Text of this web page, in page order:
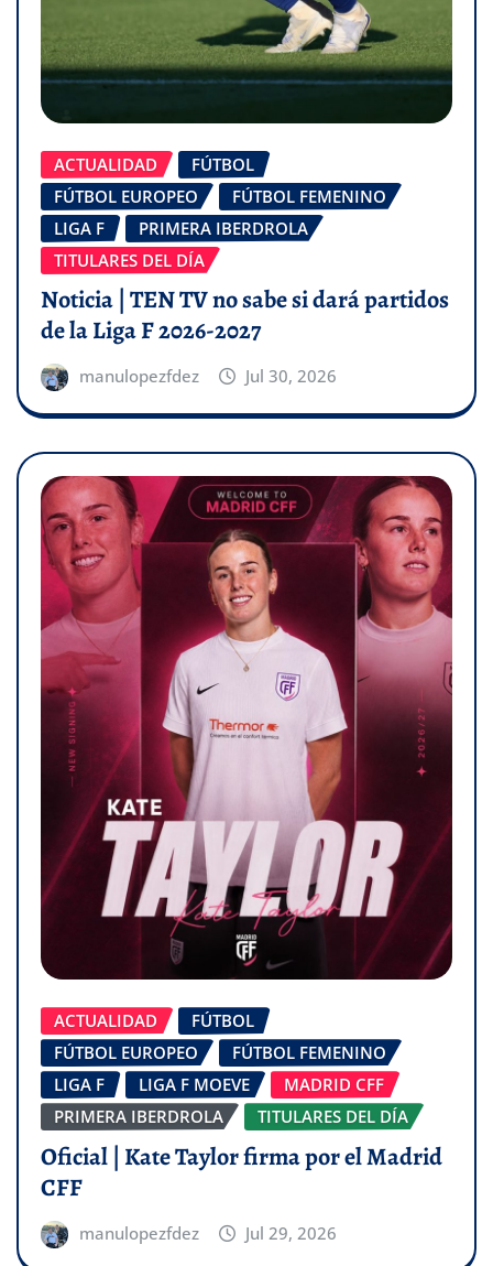
ACTUALIDAD
FÚTBOL
FÚTBOL EUROPEO
FÚTBOL FEMENINO
LIGA F
PRIMERA IBERDROLA
TITULARES DEL DÍA
Noticia | TEN TV no sabe si dará partidos
de la Liga F 2026-2027
manulopezfdez Jul 30, 2026
ACTUALIDAD
FÚTBOL
FÚTBOL EUROPEO
FÚTBOL FEMENINO
LIGA F
LIGA F MOEVE
MADRID CFF
PRIMERA IBERDROLA
TITULARES DEL DÍA
Oficial | Kate Taylor firma por el Madrid
CFF
manulopezfdez Jul 29, 2026